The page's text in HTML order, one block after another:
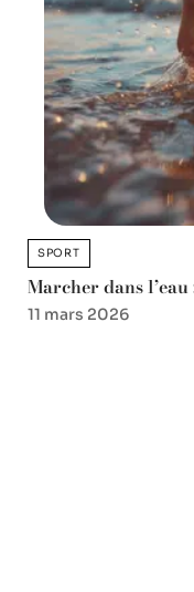
SPORT
Marcher dans
11 mars 2026